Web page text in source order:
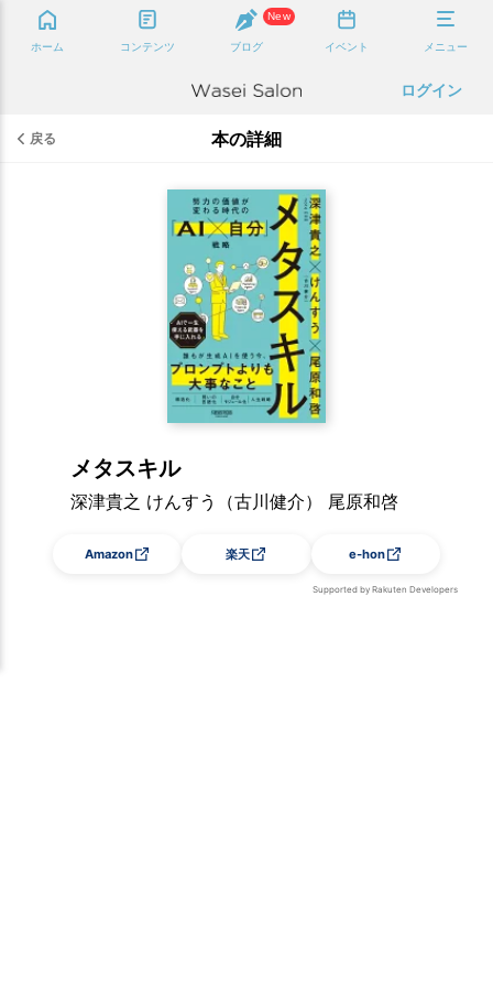
ホーム コンテンツ
New
ブログ イベント メニュー
ログイン
戻る 本の詳細
メタスキル
深津貴之 けんすう（古川健介） 尾原和啓
Amazon 楽天 e-hon
Supported by Rakuten Developers